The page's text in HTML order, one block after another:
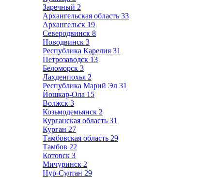
Заречный 2
Архангельская область 33
Архангельск 19
Северодвинск 8
Новодвинск 3
Республика Карелия 31
Петрозаводск 13
Беломорск 3
Лахденпохья 2
Республика Марий Эл 31
Йошкар-Ола 15
Волжск 3
Козьмодемьянск 2
Курганская область 31
Курган 27
Тамбовская область 29
Тамбов 22
Котовск 3
Мичуринск 2
Нур-Султан 29